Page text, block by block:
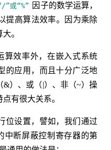
”或“%”
因子的数学运算，
提高算法效率。因为乘除
。
算效率外，在嵌入式系统
的应用，而且十分广泛地
&）、或（|）、非（~）操
有很大关系。
位设置，譬如，我们通过
中断屏蔽控制寄存器的第